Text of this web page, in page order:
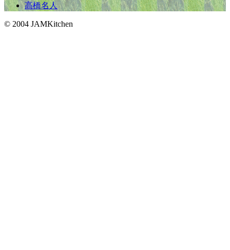
高橋名人
© 2004 JAMKitchen